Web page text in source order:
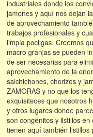
industriales donde los
jamones y aquí nos dejan
de aprovechamiento
trabajos profesionales y
limpia pocilgas. Creemos
macro granjas se pueden
de ser necesarias para
aprovechamiento de la
salchichones, chorizos y
ZAMORAS y no que los
exquisiteces que nosotros
y otros lugares donde
son congénitos y listillos
tienen aquí también